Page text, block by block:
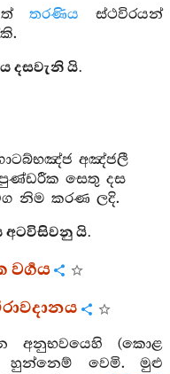
තරණිය ස්ථවිරයන්
දසවැනි යි.
අඤ්ජලී
සෙතු දස
නිම කරණ ලදි.
අටවිසිවනු යි.
අනුභවයෙහි (කොළ
හුන්නෙම් වෙමි. මුළු